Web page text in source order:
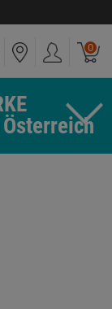
0
Österreich